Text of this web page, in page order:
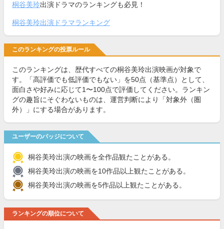
桐谷美玲出演ドラマのランキングも必見！
桐谷美玲出演ドラマランキング
このランキングの投票ルール
このランキングは、歴代すべての桐谷美玲出演映画が対象で
す。「高評価でも低評価でもない」を50点（基準点）として、
面白さや好みに応じて1〜100点で評価してください。ランキン
グの趣旨にそぐわないものは、運営判断により「対象外（圏
外）」にする場合があります。
ユーザーのバッジについて
桐谷美玲出演の映画を全作品観たことがある。
桐谷美玲出演の映画を10作品以上観たことがある。
桐谷美玲出演の映画を5作品以上観たことがある。
ランキングの順位について